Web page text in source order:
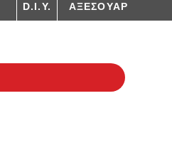
D.I.Y. ΑΞΕΣΟΥΑΡ